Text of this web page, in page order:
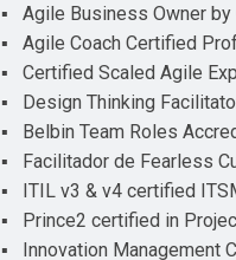
▪ Agile Business Owner by
▪ Agile Coach Certified
▪ Certified Scaled Agile
▪ Design Thinking
▪ Belbin Team Roles
▪ Facilitador de Fearless
▪ ITIL v3 & v4 certified
▪ Prince2 certified in
▪ Innovation Management